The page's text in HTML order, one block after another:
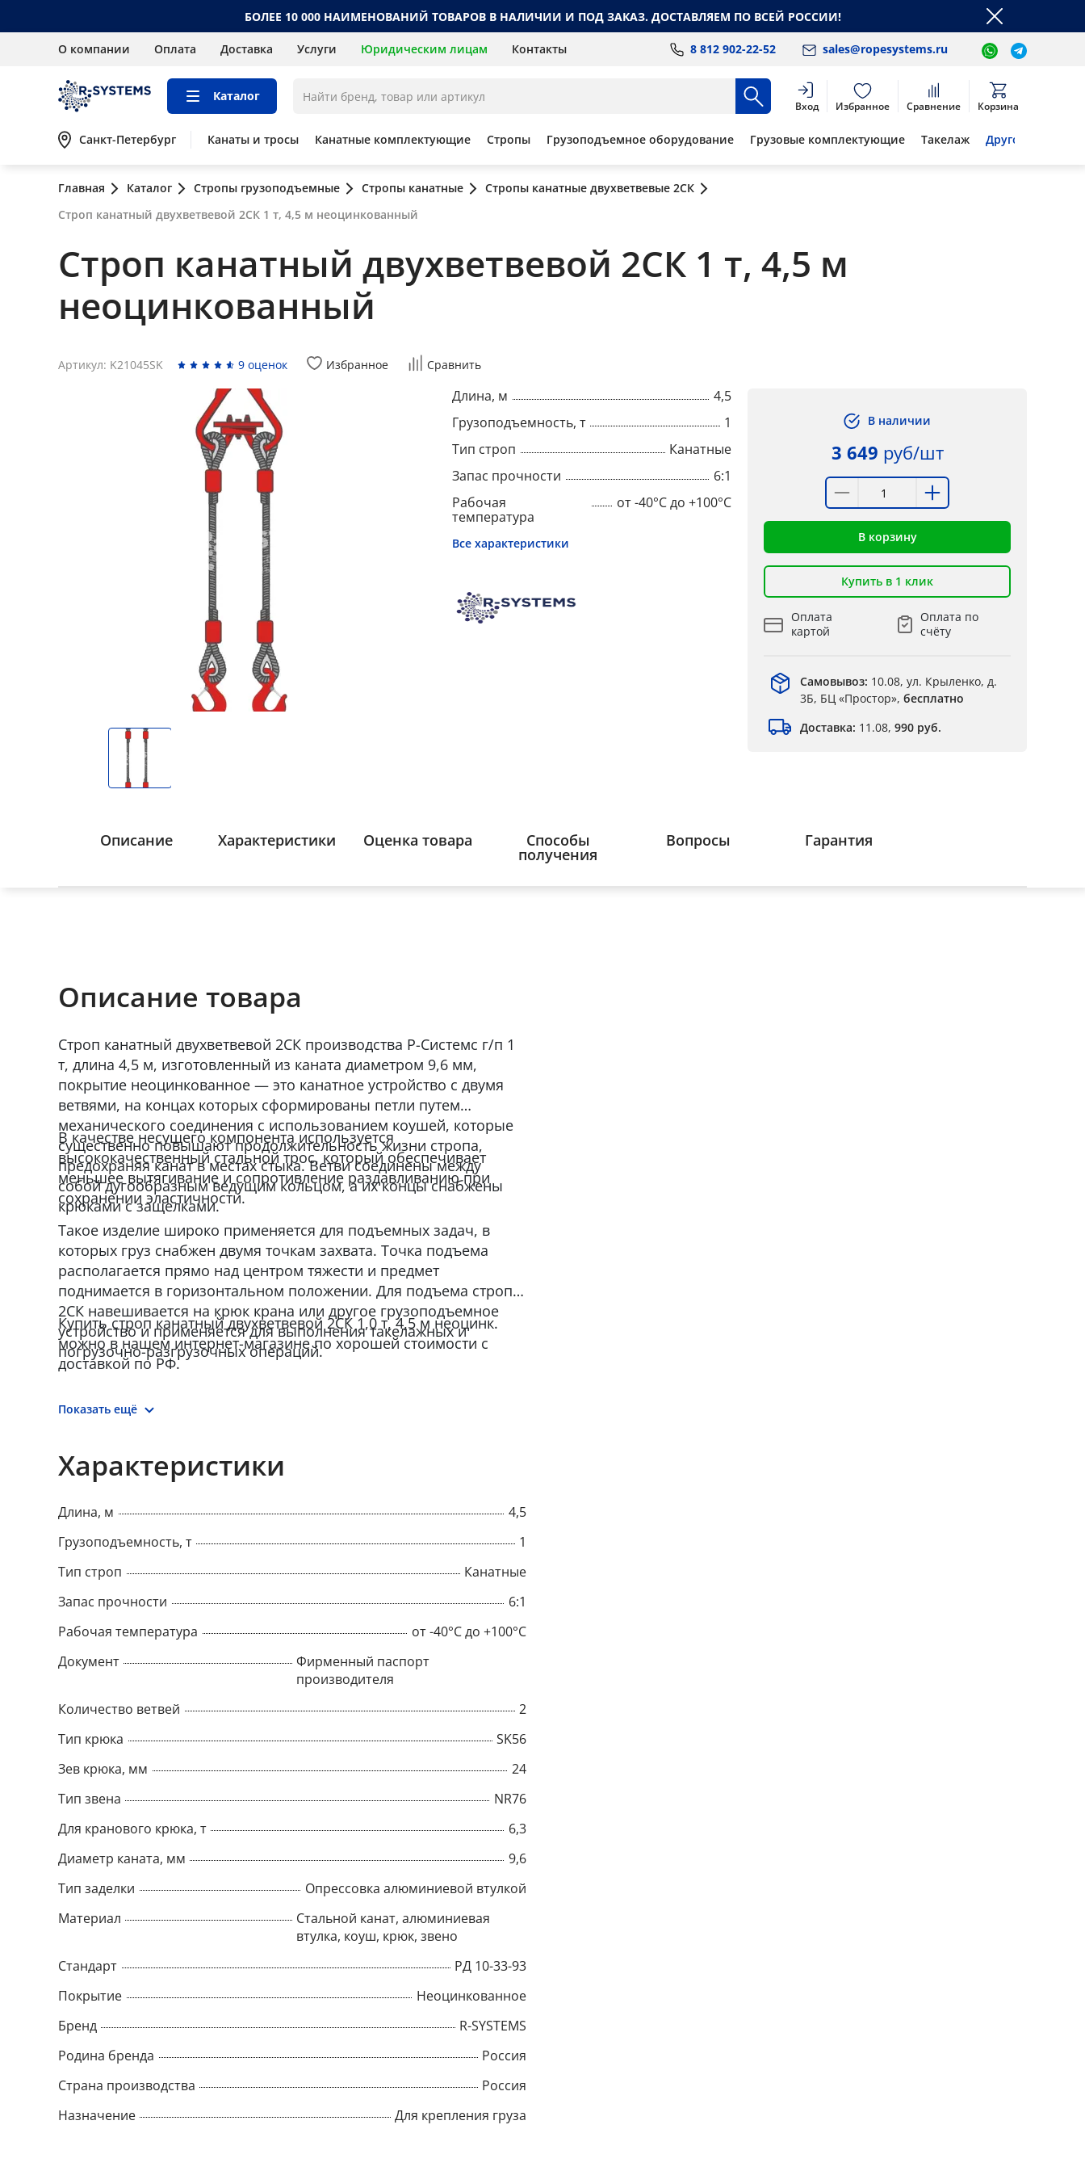
БОЛЕЕ 10 000 НАИМЕНОВАНИЙ ТОВАРОВ В НАЛИЧИИ И ПОД ЗАКАЗ. ДОСТАВЛЯЕМ ПО ВСЕЙ РОССИИ!
О компании Оплата Доставка Услуги Юридическим лицам Контакты 8 812 902-22-52 sales@ropesystems.ru
Каталог
Вход Избранное Сравнение Корзина
Санкт-Петербург Канаты и тросы Канатные комплектующие Стропы Грузоподъемное оборудование Грузовые комплектующие Такелаж Другое
Главная Каталог Стропы грузоподъемные Стропы канатные
Стропы канатные двухветвевые 2СК
Строп канатный двухветвевой 2СК 1 т, 4,5 м неоцинкованный
Строп канатный двухветвевой 2СК 1 т, 4,5 м
неоцинкованный
Артикул: K21045SK 9 оценок Избранное Сравнить
Длина, м
4,5
Грузоподъемность, т
1
Тип строп
Канатные
Запас прочности
6:1
Рабочая
температура
от -40°C до +100°C
Все характеристики
В наличии
3 649 руб/шт
В корзину
Купить в 1 клик
Оплата
картой
Оплата по
счёту
Самовывоз: 10.08, ул. Крыленко, д.
3Б, БЦ «Простор», бесплатно
Доставка: 11.08, 990 руб.
Описание Характеристики Оценка товара Способы
получения
Вопросы Гарантия
Описание товара
Строп канатный двухветвевой 2СК производства Р-Системс г/п 1
т, длина 4,5 м, изготовленный из каната диаметром 9,6 мм,
покрытие неоцинкованное — это канатное устройство с двумя
ветвями, на концах которых сформированы петли путем
механического соединения с использованием коушей, которые
существенно повышают продолжительность жизни стропа,
предохраняя канат в местах стыка. Ветви соединены между
собой дугообразным ведущим кольцом, а их концы снабжены
крюками с защелками.
В качестве несущего компонента используется
высококачественный стальной трос, который обеспечивает
меньшее вытягивание и сопротивление раздавливанию при
сохранении эластичности.
Такое изделие широко применяется для подъемных задач, в
которых груз снабжен двумя точкам захвата. Точка подъема
располагается прямо над центром тяжести и предмет
поднимается в горизонтальном положении. Для подъема строп
2СК навешивается на крюк крана или другое грузоподъемное
устройство и применяется для выполнения такелажных и
погрузочно-разгрузочных операций.
Купить строп канатный двухветвевой 2СК 1,0 т, 4,5 м неоцинк.
можно в нашем интернет-магазине по хорошей стоимости с
доставкой по РФ.
Показать ещё
Характеристики
Длина, м
4,5
Грузоподъемность, т
1
Тип строп
Канатные
Запас прочности
6:1
Рабочая температура
от -40°C до +100°C
Документ
Фирменный паспорт
производителя
Количество ветвей
2
Тип крюка
SK56
Зев крюка, мм
24
Тип звена
NR76
Для кранового крюка, т
6,3
Диаметр каната, мм
9,6
Тип заделки
Опрессовка алюминиевой втулкой
Материал
Стальной канат, алюминиевая
втулка, коуш, крюк, звено
Стандарт
РД 10-33-93
Покрытие
Неоцинкованное
Бренд
R-SYSTEMS
Родина бренда
Россия
Страна производства
Россия
Назначение
Для крепления груза
Popup
Title